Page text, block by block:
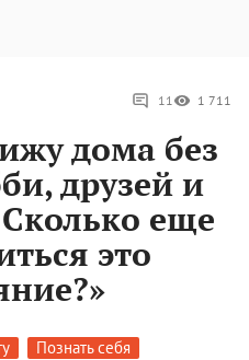
11 1 711
дома без
друзей и
еще
это
Познать себя